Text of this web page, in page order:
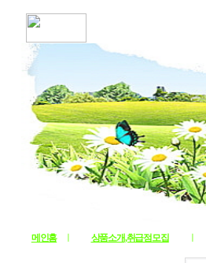
메인홈 상품소개,취급점모집